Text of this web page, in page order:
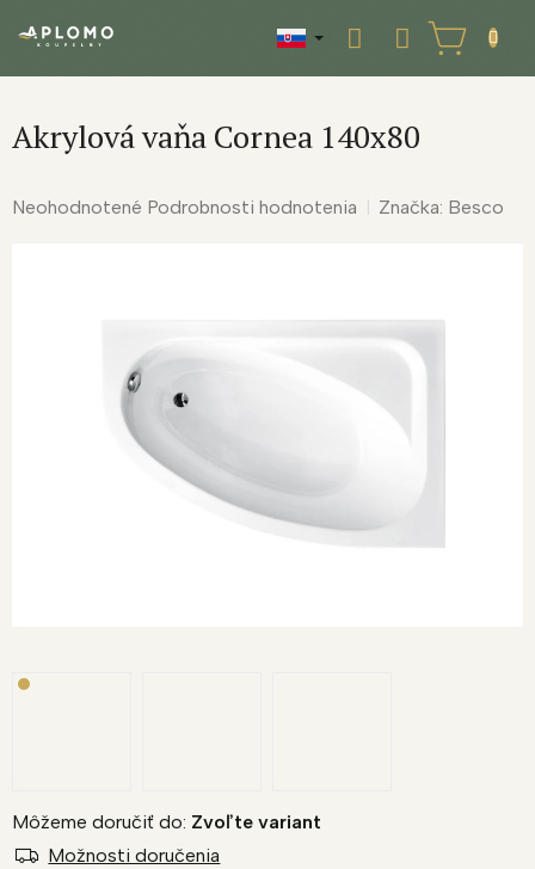
NÁKUPNÝ
KOŠÍK
Akrylová vaňa Cornea 140x80
Priemerné
Neohodnotené Podrobnosti hodnotenia Značka: Besco
Môžeme doručiť do: Zvoľte variant
Možnosti doručenia